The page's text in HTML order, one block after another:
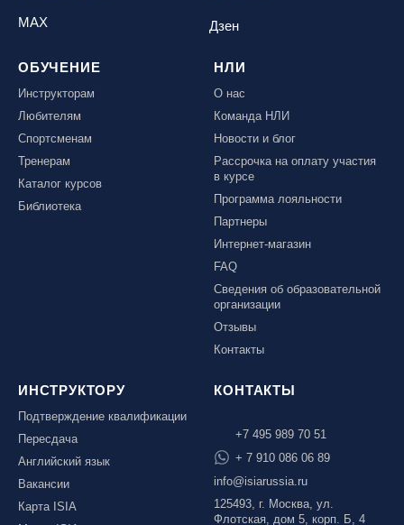
MAX Дзен
ОБУЧЕНИЕ
Инструкторам
Любителям
Спортсменам
Тренерам
Каталог курсов
Библиотека
НЛИ
О нас
Команда НЛИ
Новости и блог
Рассрочка на оплату участия
в курсе
Программа лояльности
Партнеры
Интернет-магазин
FAQ
Сведения об образовательной
организации
Отзывы
Контакты
ИНСТРУКТОРУ
Подтверждение квалификации
Пересдача
Английский язык
Вакансии
Карта ISIA
КОНТАКТЫ
+7 495 989 70 51
+ 7 910 086 06 89
info@isiarussia.ru
125493, г. Москва, ул.
Флотская, дом 5, корп. Б, 4